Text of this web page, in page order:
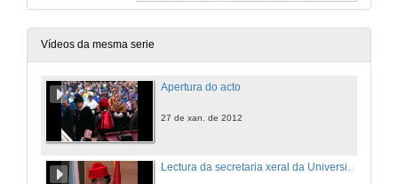
Vídeos da mesma serie
Apertura do acto
27 de xan. de 2012